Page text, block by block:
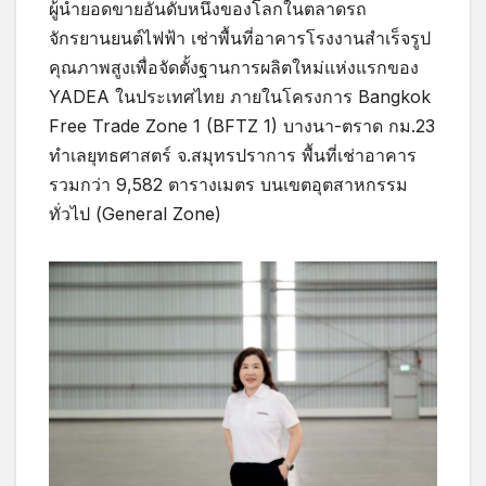
ผู้นำยอดขายอันดับหนึ่งของโลกในตลาดรถ
จักรยานยนต์ไฟฟ้า เช่าพื้นที่อาคารโรงงานสำเร็จรูป
คุณภาพสูงเพื่อจัดตั้งฐานการผลิตใหม่แห่งแรกของ
YADEA ในประเทศไทย ภายในโครงการ Bangkok
Free Trade Zone 1 (BFTZ 1) บางนา-ตราด กม.23
ทำเลยุทธศาสตร์ จ.สมุทรปราการ พื้นที่เช่าอาคาร
รวมกว่า 9,582 ตารางเมตร บนเขตอุตสาหกรรม
ทั่วไป (General Zone)